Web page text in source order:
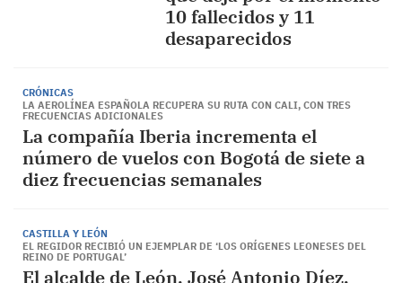
10 fallecidos y 11
desaparecidos
CRÓNICAS
LA AEROLÍNEA ESPAÑOLA RECUPERA SU RUTA CON CALI, CON TRES
FRECUENCIAS ADICIONALES
La compañía Iberia incrementa el
número de vuelos con Bogotá de siete a
diez frecuencias semanales
CASTILLA Y LEÓN
EL REGIDOR RECIBIÓ UN EJEMPLAR DE ‘LOS ORÍGENES LEONESES DEL
REINO DE PORTUGAL’
El alcalde de León, José Antonio Díez,